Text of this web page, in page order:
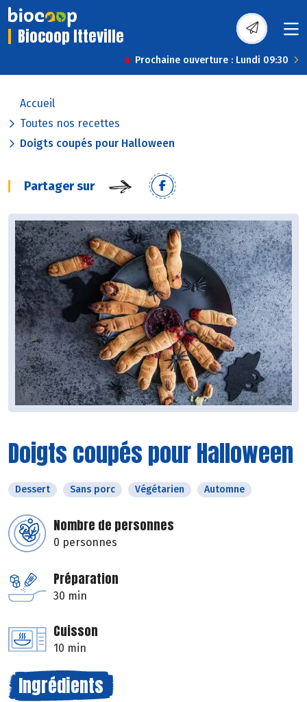
Biocoop Itteville
Prochaine ouverture : Lundi 09:30
Accueil
Toutes nos recettes
Doigts coupés pour Halloween
Partager sur
Doigts coupés pour Halloween
Dessert Sans porc Végétarien Automne
Nombre de personnes
0 personnes
Préparation
30 min
Cuisson
10 min
Ingrédients